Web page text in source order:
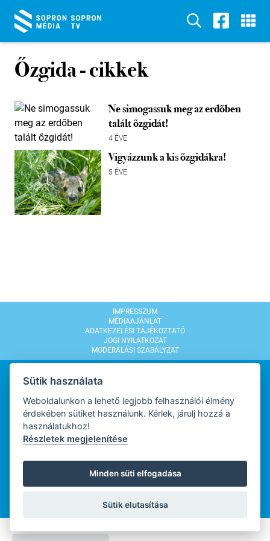
Őzgida- cikkek
Ne simogassuk meg az erdőben
talált őzgidát!
4 ÉVE
Vigyázzunk a kis őzgidákra!
5 ÉVE
IMPRESSZUM
MÉDIAAJÁNLAT
ADATKEZELÉSI TÁJÉKOZTATÓ
JOGI NYILATKOZAT
MODERÁLÁSI SZABÁLYZAT
Sütik használata
Weboldalunkon a lehető legjobb felhasználói élmény
érdekében sütiket használunk. Kérlek, járulj hozzá a
használatukhoz!
Részletek megjelenítése
Minden süti elfogadása
Sütik elutasítása